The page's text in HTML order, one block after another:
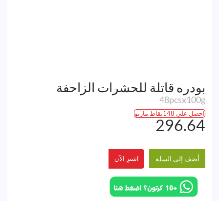
بودره قاتلة للحشرات الزاحفة
48pcsx100g
احصل على 148نقاط مارتو
296.64
أضف إلى السلة اشترِ الآن